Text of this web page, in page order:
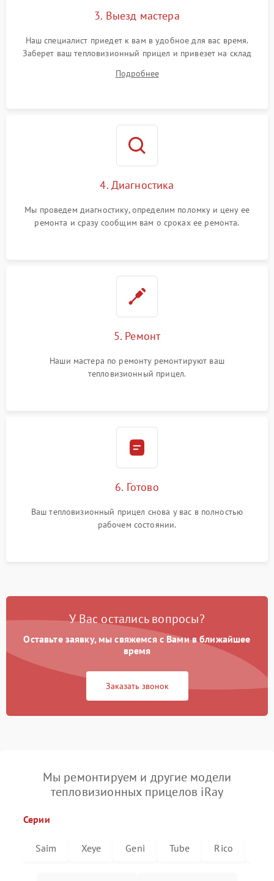
от замыкания
3. Выезд мастера
Наш специалист приедет к вам в удобное для вас время.
Заберет ваш тепловизионный прицел и привезет на склад
Подробнее
4. Диагностика
Мы проведем диагностику, определим поломку и цену ее
ремонта и сразу сообщим вам о сроках ее ремонта.
5. Ремонт
Наши мастера по ремонту ремонтируют ваш
тепловизионный прицел.
6. Готово
Ваш тепловизионный прицел снова у вас в полностью
рабочем состоянии.
У Вас остались вопросы?
Оставьте заявку, мы свяжемся с Вами в ближайшее
время
Заказать звонок
Мы ремонтируем и другие модели
тепловизионных прицелов iRay
Серии
Saim Xeye Geni Tube Rico